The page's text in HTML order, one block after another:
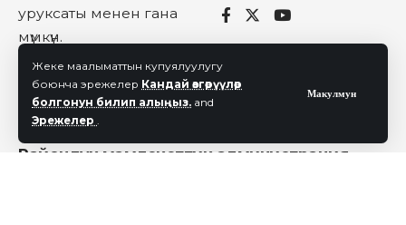
Жеке маалыматтын купуялуулугу
боюнча эрежелер Кандай өзгөрүүлөр
болгонун билип алыңыз. and
Эрежелер .
Макулмун
уруксаты менен гана
мүмкүн.
Биздин дарек
Ош облусу, Өзгөн ройону, Ленин көчөсү-132.
Райондук мамлекеттик администрация.